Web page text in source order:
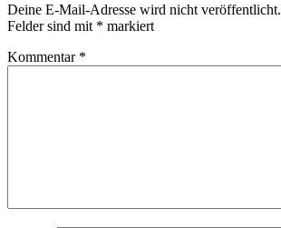
Deine E-Mail-Adresse wird nicht veröffentlicht.
Felder sind mit * markiert
Kommentar *